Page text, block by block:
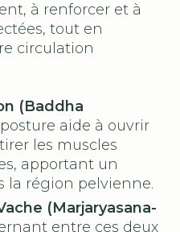
à renforcer et à
tout en
circulation
(Baddha
aide à ouvrir
les muscles
apportant un
la région pelvienne.
(Marjaryasana-
entre ces deux